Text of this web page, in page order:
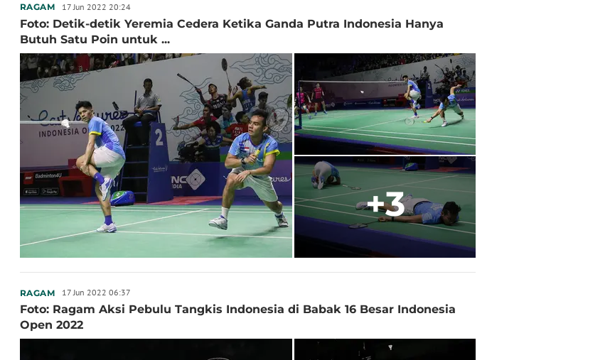
RAGAM 17 Jun 2022 20:24
Foto: Detik-detik Yeremia Cedera Ketika Ganda Putra Indonesia Hanya
Butuh Satu Poin untuk ...
+3
RAGAM 17 Jun 2022 06:37
Foto: Ragam Aksi Pebulu Tangkis Indonesia di Babak 16 Besar Indonesia
Open 2022